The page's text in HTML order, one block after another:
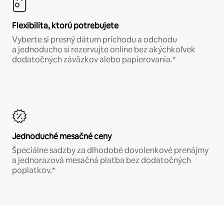
Flexibilita, ktorú potrebujete
Vyberte si presný dátum príchodu a odchodu
a jednoducho si rezervujte online bez akýchkoľvek
dodatočných záväzkov alebo papierovania.*
Jednoduché mesačné ceny
Špeciálne sadzby za dlhodobé dovolenkové prenájmy
a jednorazová mesačná platba bez dodatočných
poplatkov.*